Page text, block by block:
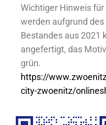
Wichtiger Hinweis
werden aufgrund
Bestandes aus 2021
angefertigt, das
grün.
https://
city-zwoenitz/